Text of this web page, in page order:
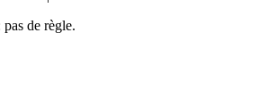
de règle.